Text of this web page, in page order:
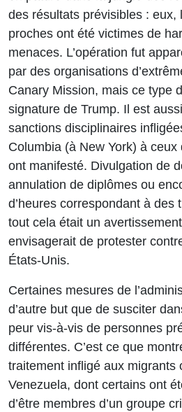
des résultats prévisibles : eux,
proches ont été victimes de
menaces. L’opération fut
par des organisations
Canary Mission, mais ce type
signature de Trump. Il est
sanctions disciplinaires
Columbia (à New York) à
ont manifesté. Divulgation de
annulation de diplômes ou
d’heures correspondant à des
tout cela était un
envisagerait de protester
États-Unis.
Certaines mesures de
d’autre but que de susciter
peur vis-à-vis de personnes
différentes. C’est ce que
traitement infligé aux migrants
Venezuela, dont certains ont
d’être membres d’un groupe